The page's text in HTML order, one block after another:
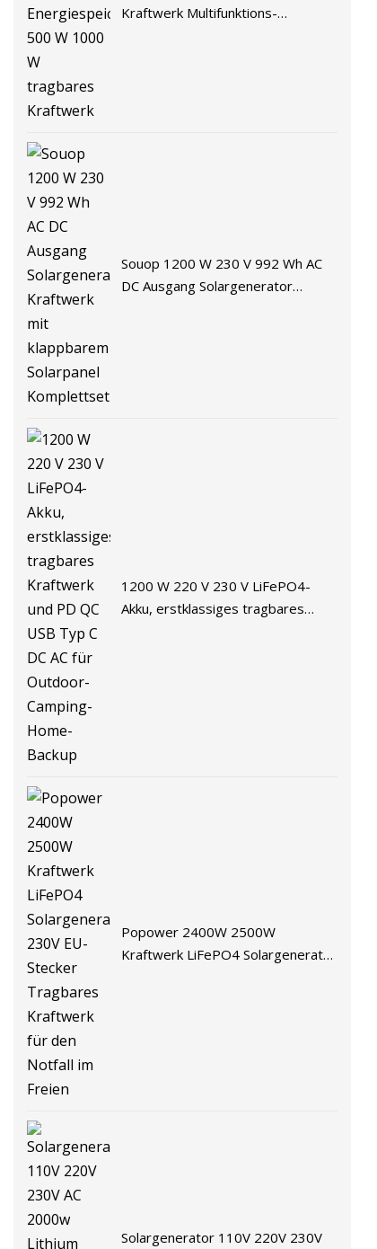
Kraftwerk Multifunktions-
Souop 1200 W 230 V 992 Wh AC
DC Ausgang Solargenerator
1200 W 220 V 230 V LiFePO4-
Akku, erstklassiges tragbares
Popower 2400W 2500W
Kraftwerk LiFePO4 Solargenerator
Solargenerator 110V 220V 230V